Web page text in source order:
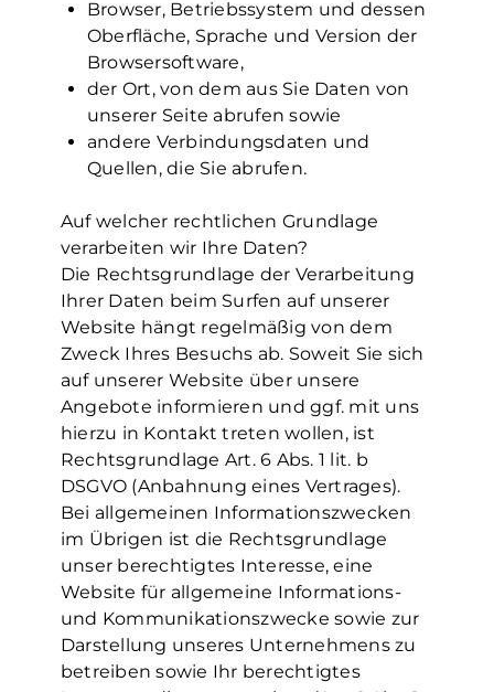
Browser, Betriebssystem und dessen
Oberfläche, Sprache und Version der
Browsersoftware,
der Ort, von dem aus Sie Daten von
unserer Seite abrufen sowie
andere Verbindungsdaten und
Quellen, die Sie abrufen.
Auf welcher rechtlichen Grundlage
verarbeiten wir Ihre Daten?
Die Rechtsgrundlage der Verarbeitung
Ihrer Daten beim Surfen auf unserer
Website hängt regelmäßig von dem
Zweck Ihres Besuchs ab. Soweit Sie sich
auf unserer Website über unsere
Angebote informieren und ggf. mit uns
hierzu in Kontakt treten wollen, ist
Rechtsgrundlage Art. 6 Abs. 1 lit. b
DSGVO (Anbahnung eines Vertrages).
Bei allgemeinen Informationszwecken
im Übrigen ist die Rechtsgrundlage
unser berechtigtes Interesse, eine
Website für allgemeine Informations-
und Kommunikationszwecke sowie zur
Darstellung unseres Unternehmens zu
betreiben sowie Ihr berechtigtes